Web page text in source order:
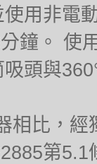
用非電
鐘。 使
頭與
比，經
第